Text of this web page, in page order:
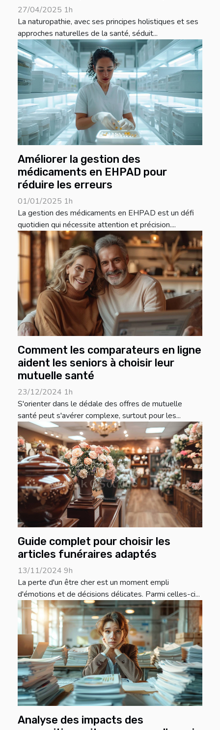
27/04/2025 1h
La naturopathie, avec ses principes holistiques et ses
approches naturelles de la santé, séduit...
Améliorer la gestion des
médicaments en EHPAD pour
réduire les erreurs
01/01/2025 1h
La gestion des médicaments en EHPAD est un défi
quotidien qui nécessite attention et précision....
Comment les comparateurs en ligne
aident les seniors à choisir leur
mutuelle santé
23/12/2024 1h
S'orienter dans le dédale des offres de mutuelle
santé peut s'avérer complexe, surtout pour les...
Guide complet pour choisir les
articles funéraires adaptés
13/11/2024 9h
La perte d'un être cher est un moment empli
d'émotions et de décisions délicates. Parmi celles-ci...
Analyse des impacts des